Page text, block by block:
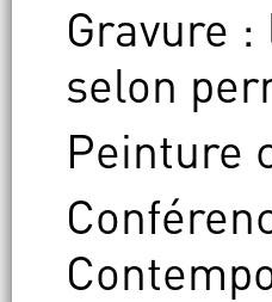
Gravure
selon
Peinture